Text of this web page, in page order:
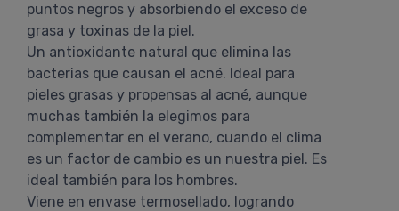
puntos negros y absorbiendo el exceso de
grasa y toxinas de la piel.
Un antioxidante natural que elimina las
bacterias que causan el acné. Ideal para
pieles grasas y propensas al acné, aunque
muchas también la elegimos para
complementar en el verano, cuando el clima
es un factor de cambio es un nuestra piel. Es
ideal también para los hombres.
Viene en envase termosellado, logrando